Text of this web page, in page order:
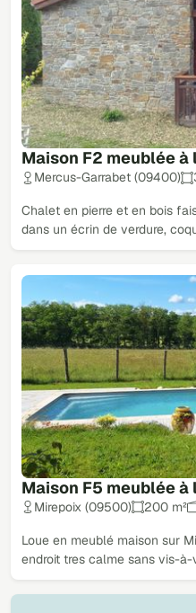
Maison F2 meublée à
Mercus-Garrabet (09400)
Chalet en pierre et en bois
dans un écrin de verdure,
Maison F5 meublée à
Mirepoix (09500) 200 m²
Loue en meublé maison sur
endroit tres calme sans vis-